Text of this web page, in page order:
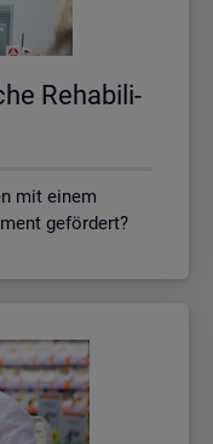
Re­ha­bi­li­
mit einem
gefördert?